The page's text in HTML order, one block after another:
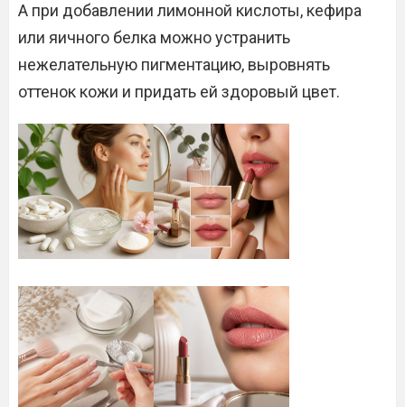
А при добавлении лимонной кислоты, кефира
или яичного белка можно устранить
нежелательную пигментацию, выровнять
оттенок кожи и придать ей здоровый цвет.